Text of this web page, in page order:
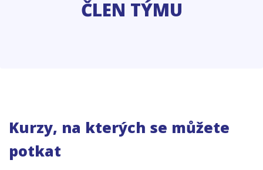
ČLEN TÝMU
Kurzy, na kterých se můžete
potkat